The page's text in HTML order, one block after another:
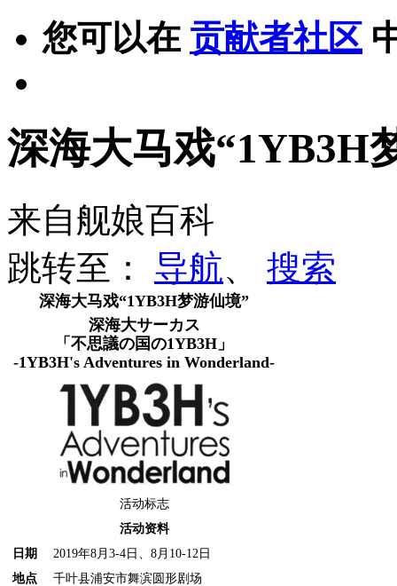
您可以在 贡献者社区
深海大马戏“1YB3H
来自舰娘百科
跳转至： 导航、 搜索
深海大马戏“1YB3H梦游仙境”
深海大サーカス
「不思議の国の1YB3H」
-1YB3H's Adventures in Wonderland-
活动标志
活动资料
日期
2019年8月3-4日、8月10-12日
地点
千叶县浦安市舞滨圆形剧场